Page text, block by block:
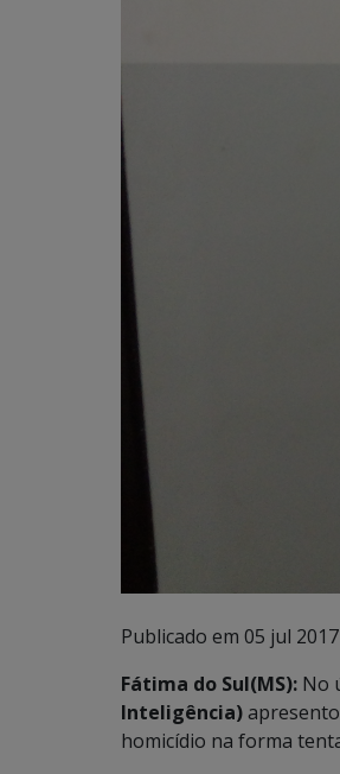
Publicado em 05 jul 2017
Fátima do Sul(MS): No
Inteligência)
homicídio na forma